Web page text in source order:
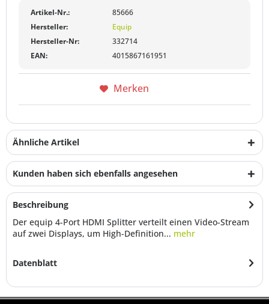
Artikel-Nr.:
85666
Hersteller:
Equip
Hersteller-Nr:
332714
EAN:
4015867161951
Merken
Ähnliche Artikel
Kunden haben sich ebenfalls angesehen
Beschreibung
Der equip 4-Port HDMI Splitter verteilt einen Video-Stream
auf zwei Displays, um High-Definition... mehr
Datenblatt